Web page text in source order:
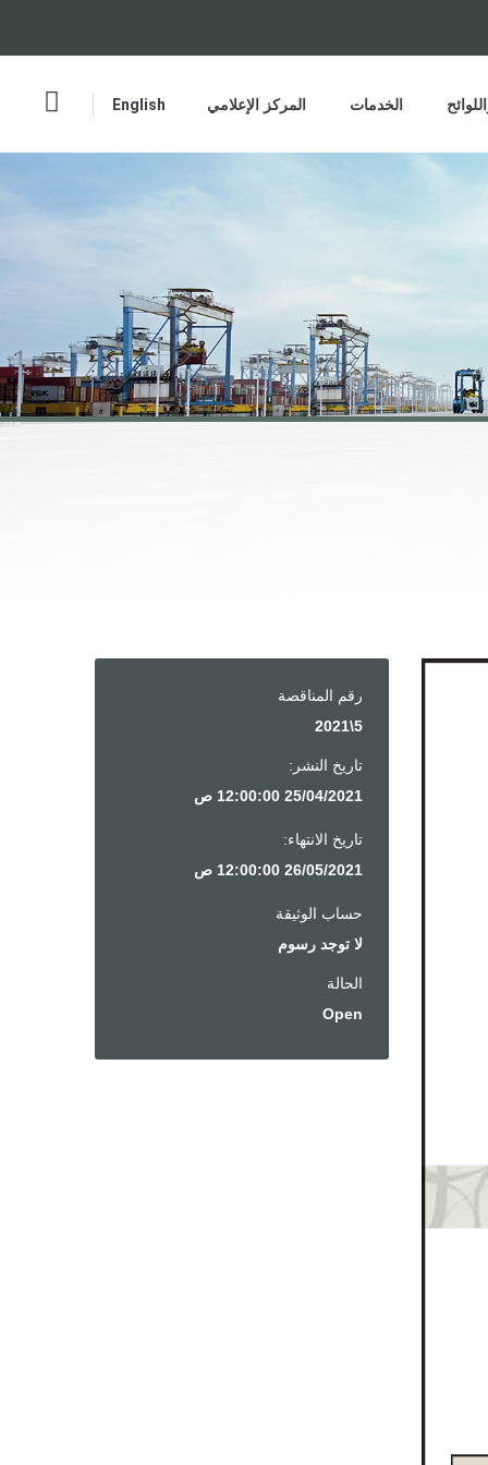
الخدمات المركز الإعلامي English
رقم المناقصة
5\2021
تاريخ النشر:
25/04/2021 12:00:00 ص
تاريخ الانتهاء:
26/05/2021 12:00:00 ص
حساب الوثيقة
لا توجد رسوم
الحالة
Open